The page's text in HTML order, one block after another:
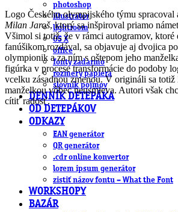
photoshop
illustrator
lightroom
OS X
office
fonty zadarmo
rozmery papiera
slovník pojmov
DENNÍK DETEPÁKA
OD DETEPÁKOV
ODKAZY
EAN generátor
QR generátor
.cdr online konvertor
lorem ipsum generátor
zistiť názov fontu – What the Font
WORKSHOPY
BAZÁR
Logo Českého olympijského týmu spracoval
Milan Jaroš, ktorý sa inšpiroval priamo
Všimol si totiž, že v rámci autogramov, ktoré
fanúšikom rozdával, sa objavuje aj dvojica
olympionik a za ním s oštepom jeho
figúrka v procese transformácie do podoby
vcelku zásadnou zmenou. V origináli sa totiž
manželkou vôbec neusmieva. Autori však
cítiť radosť.